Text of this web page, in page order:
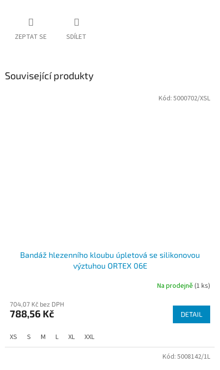
ZEPTAT SE SDÍLET
Související produkty
Bandáž hlezenního kloubu úpletová se silikonovou
výztuhou ORTEX 06E
Na prodejně (1 ks)
704,07 Kč bez DPH
788,56 Kč DETAIL
XS S M L XL XXL
Kód: 5000702/XSL
Kód: 5008142/1L